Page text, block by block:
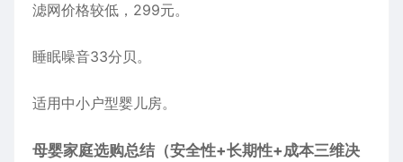
滤网价格较低，299元。
睡眠噪音33分贝。
适用中小户型婴儿房。
母婴家庭选购总结（安全性+长期性+成本三维决